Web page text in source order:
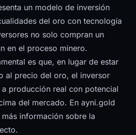
un modelo de inversión
del oro con tecnología
no solo compran un
en el proceso minero.
es que, en lugar de estar
al precio del oro, el inversor
producción real con potencial
del mercado. En ayni.gold
información sobre la